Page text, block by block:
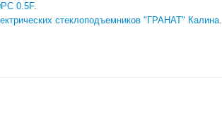
0.5F.
стеклоподъемников "ГРАНАТ" Калина.